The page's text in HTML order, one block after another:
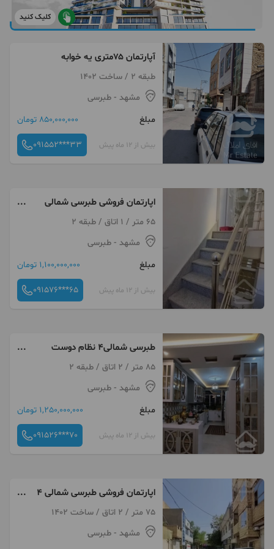
کلیک کنید
آپارتمان ۷۵متری یه خوابه
طبقه 2 / ساخت 1402
مشهد - طبرسی
مبلغ
850,000,000 تومان
بیش از 12 ماه پیش 091552***33
اپارتمان فروشی طبرسی شمالی
12نظامدوست 30حسنزاد18
65 متر / 1 اتاق / طبقه 2
مشهد - طبرسی
مبلغ
1,100,000,000 تومان
بیش از 12 ماه پیش 091576***65
طبرسی شمالی4 نظام دوست
24شهید محبی 39
85 متر / 2 اتاق / طبقه 2
مشهد - طبرسی
مبلغ
1,250,000,000 تومان
بیش از 12 ماه پیش 091526***70
اپارتمان فروشی طبرسی شمالی 4
اول نظامدوست 28
75 متر / 2 اتاق / ساخت 1402
مشهد - طبرسی